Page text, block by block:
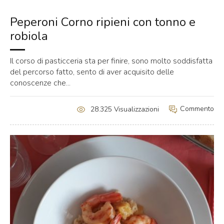
Peperoni Corno ripieni con tonno e
robiola
Il corso di pasticceria sta per finire, sono molto soddisfatta
del percorso fatto, sento di aver acquisito delle
conoscenze che...
Commento
28.325 Visualizzazioni